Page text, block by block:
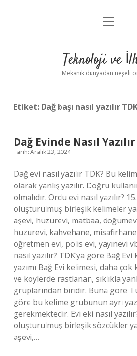
Anasayfa
Yasal Uyarı
menüyü
Teknoloji ve
Mekanik dünyadan neşeli
Etiket: Dağ başı nasıl yazılır TDK
Dağ Evinde Nasıl Yazılır
Tarih: Aralık 23, 2024
Dağ evi nasıl yazılır TDK? Bu
olarak yanlış yazılır. Doğru
olmalıdır. Ordu evi nasıl yazılır?
oluşturulmuş birleşik kelimeler
aşevi, huzurevi, matbaa,
huzurevi, kahvehane,
öğretmen evi, polis evi, yayınevi
nasıl yazılır? TDK’ya göre Bağ
yazımı Bağ Evi kelimesi, daha çok
ve köylerde rastlanan, sıklıkla
gruplarından biridir. Buna göre
göre bu kelime grubunun ayrı
gerekmektedir. Evi eki nasıl
oluşturulmuş birleşik sözcükler
aşevi,…